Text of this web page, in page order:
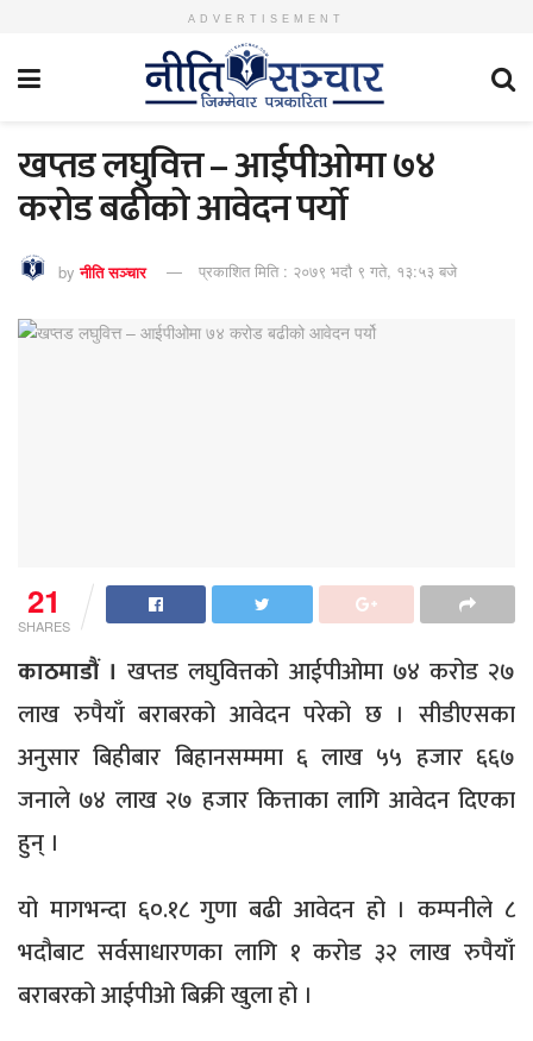
ADVERTISEMENT
खप्तड लघुवित्त – आईपीओमा ७४
करोड बढीको आवेदन पर्यो
by नीति सञ्चार प्रकाशित मिति : २०७९ भदौ ९ गते, १३:५३ बजे
21
SHARES
काठमाडौं । खप्तड लघुवित्तको आईपीओमा ७४ करोड २७
लाख रुपैयाँ बराबरको आवेदन परेको छ । सीडीएसका
अनुसार बिहीबार बिहानसम्ममा ६ लाख ५५ हजार ६६७
जनाले ७४ लाख २७ हजार कित्ताका लागि आवेदन दिएका
हुन् ।
यो मागभन्दा ६०.१८ गुणा बढी आवेदन हो । कम्पनीले ८
भदौबाट सर्वसाधारणका लागि १ करोड ३२ लाख रुपैयाँ
बराबरको आईपीओ बिक्री खुला हो ।